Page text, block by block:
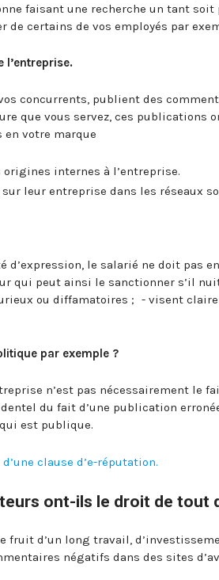
faisant une recherche un tant
certains de vos employés par
l’entreprise.
concurrents, publient des
que vous servez, ces publications
en votre marque
internes à l’entreprise.
leur entreprise dans les réseaux
d’expression, le salarié ne doit pas
qui peut ainsi le sanctionner s’il
ou diffamatoires ; - visent
par exemple ?
n’est pas nécessairement le
du fait d’une publication
est publique.
clause d’e-réputation.
ont-ils le droit de tout
fruit d’un long travail,
négatifs dans des sites